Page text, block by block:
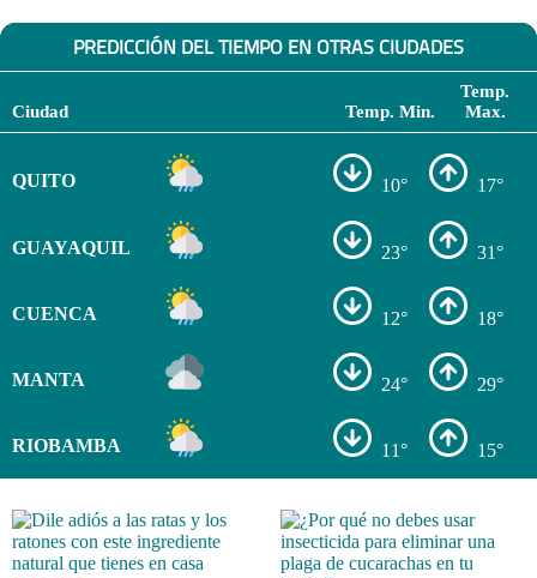
PREDICCIÓN DEL TIEMPO EN OTRAS CIUDADES
Ciudad Temp. Min.
Temp.
Max.
QUITO 10° 17°
GUAYAQUIL 23° 31°
CUENCA 12° 18°
MANTA 24° 29°
RIOBAMBA 11° 15°